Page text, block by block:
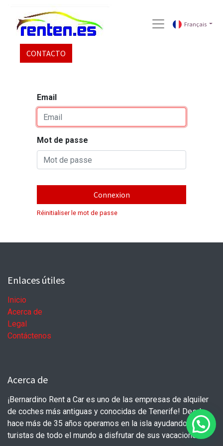
Français
CONTACTO
Email
Mot de passe
Connexion
Réinitialiser le mot de passe
Enlaces útiles
Inicio
Acerca de
Legal
Contáctenos
Acerca de
¡Bernardino Rent a Car es uno de las empresas de alquiler
de coches más antiguas y conocidas de Tenerife! Desde
hace más de 35 años operamos en la isla ayudando a
turistas de todo el mundo a disfrutar de sus vacaciones.